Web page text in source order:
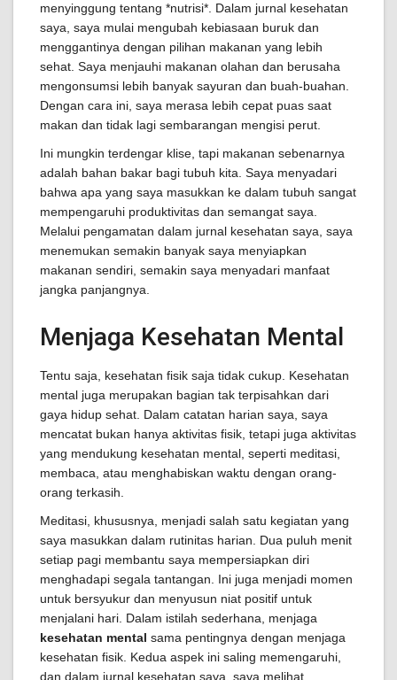
menyinggung tentang *nutrisi*. Dalam jurnal kesehatan
saya, saya mulai mengubah kebiasaan buruk dan
menggantinya dengan pilihan makanan yang lebih
sehat. Saya menjauhi makanan olahan dan berusaha
mengonsumsi lebih banyak sayuran dan buah-buahan.
Dengan cara ini, saya merasa lebih cepat puas saat
makan dan tidak lagi sembarangan mengisi perut.
Ini mungkin terdengar klise, tapi makanan sebenarnya
adalah bahan bakar bagi tubuh kita. Saya menyadari
bahwa apa yang saya masukkan ke dalam tubuh sangat
mempengaruhi produktivitas dan semangat saya.
Melalui pengamatan dalam jurnal kesehatan saya, saya
menemukan semakin banyak saya menyiapkan
makanan sendiri, semakin saya menyadari manfaat
jangka panjangnya.
Menjaga Kesehatan Mental
Tentu saja, kesehatan fisik saja tidak cukup. Kesehatan
mental juga merupakan bagian tak terpisahkan dari
gaya hidup sehat. Dalam catatan harian saya, saya
mencatat bukan hanya aktivitas fisik, tetapi juga aktivitas
yang mendukung kesehatan mental, seperti meditasi,
membaca, atau menghabiskan waktu dengan orang-
orang terkasih.
Meditasi, khususnya, menjadi salah satu kegiatan yang
saya masukkan dalam rutinitas harian. Dua puluh menit
setiap pagi membantu saya mempersiapkan diri
menghadapi segala tantangan. Ini juga menjadi momen
untuk bersyukur dan menyusun niat positif untuk
menjalani hari. Dalam istilah sederhana, menjaga
kesehatan mental sama pentingnya dengan menjaga
kesehatan fisik. Kedua aspek ini saling memengaruhi,
dan dalam jurnal kesehatan saya, saya melihat